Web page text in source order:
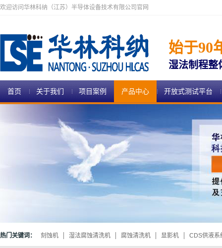
欢迎访问华林科纳（江苏）半导体设备技术有限公司官网
始于90
湿法制程整
首页 关于我们 项目案例 产品中心 开放式测试平台
热门关键词： 刻蚀机 湿法腐蚀清洗机 腐蚀清洗机 显影机 CDS供液系